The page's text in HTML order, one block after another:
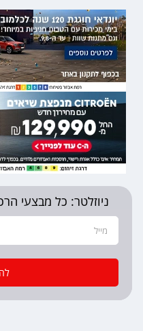
ניוזלטר: כל מבצעי